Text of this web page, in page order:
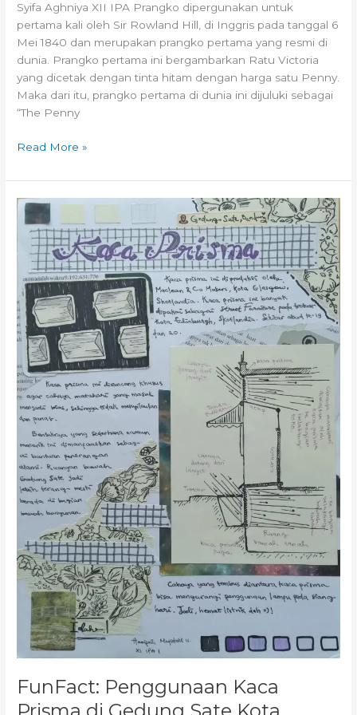
Syifa Aghniya XII IPA Prangko dipergunakan untuk
pertama kali oleh Sir Rowland Hill, di Inggris pada tanggal 6
Mei 1840 dan merupakan prangko pertama yang resmi di
dunia. Prangko pertama ini bergambarkan Ratu Victoria
yang dicetak dengan tinta hitam dengan harga satu Penny.
Maka dari itu, prangko pertama di dunia ini dijuluki sebagai
“The Penny
Read More »
FunFact: Penggunaan Kaca
Prisma di Gedung Sate Kota
FunFact:
Penggunaan
Kaca
Prisma
di
Gedung
Sate
Kota
Bandung